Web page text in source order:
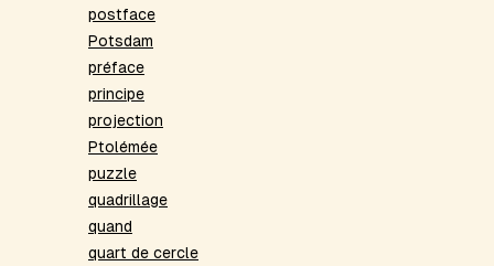
postface
Potsdam
préface
principe
projection
Ptolémée
puzzle
quadrillage
quand
quart de cercle